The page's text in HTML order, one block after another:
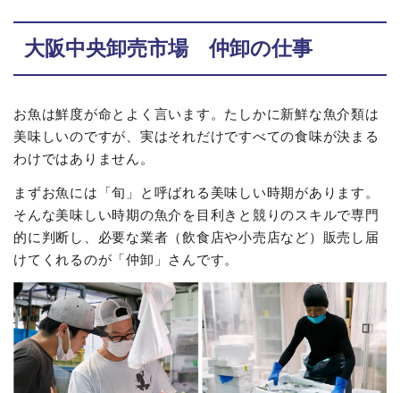
大阪中央卸売市場 仲卸の仕事
お魚は鮮度が命とよく言います。たしかに新鮮な魚介類は
美味しいのですが、実はそれだけですべての食味が決まる
わけではありません。
まずお魚には「旬」と呼ばれる美味しい時期があります。
そんな美味しい時期の魚介を目利きと競りのスキルで専門
的に判断し、必要な業者（飲食店や小売店など）販売し届
けてくれるのが「仲卸」さんです。